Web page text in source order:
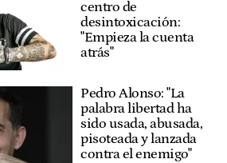
centro de
desintoxicación:
"Empieza la cuenta
atrás"
Pedro Alonso: "La
palabra libertad ha
sido usada, abusada,
pisoteada y lanzada
contra el enemigo"